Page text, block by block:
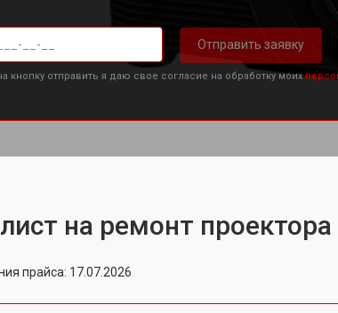
Отправить заявку
кнопку отправить я даю свое согласие на обработку моих
на ремонт проектора
прайса: 17.07.2026